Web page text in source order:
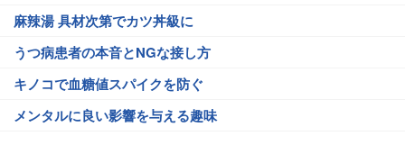
麻辣湯 具材次第でカツ丼級に
うつ病患者の本音とNGな接し方
キノコで血糖値スパイクを防ぐ
メンタルに良い影響を与える趣味